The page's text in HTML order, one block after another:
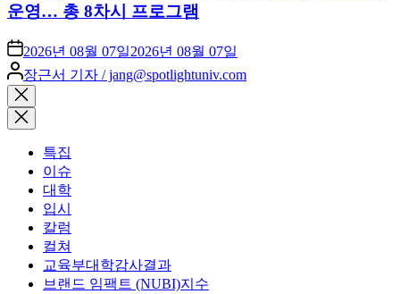
운영… 총 8차시 프로그램
2026년 08월 07일2026년 08월 07일
Posted
by
장근서 기자 / jang@spotlightuniv.com
Close
search
특집
이슈
대학
입시
칼럼
컬쳐
교육부대학감사결과
브랜드 임팩트 (NUBI)지수